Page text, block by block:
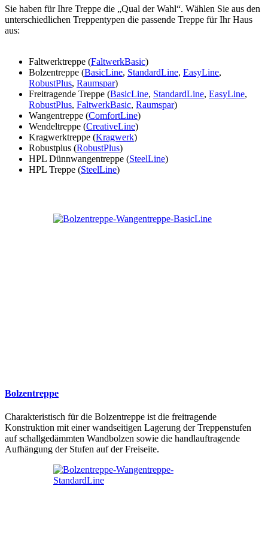
Sie haben für Ihre Treppe die „Qual der Wahl“. Wählen Sie aus den
unterschiedlichen Treppentypen die passende Treppe für Ihr Haus
aus:
Faltwerktreppe (FaltwerkBasic)
Bolzentreppe (BasicLine, StandardLine, EasyLine,
RobustPlus, Raumspar)
Freitragende Treppe (BasicLine, StandardLine, EasyLine,
RobustPlus, FaltwerkBasic, Raumspar)
Wangentreppe (ComfortLine)
Wendeltreppe (CreativeLine)
Kragwerktreppe (Kragwerk)
Robustplus (RobustPlus)
HPL Dünnwangentreppe (SteelLine)
HPL Treppe (SteelLine)
Bolzentreppe
Charakteristisch für die Bolzentreppe ist die freitragende
Konstruktion mit einer wandseitigen Lagerung der Treppenstufen
auf schallgedämmten Wandbolzen sowie die handlauftragende
Aufhängung der Stufen auf der Freiseite.